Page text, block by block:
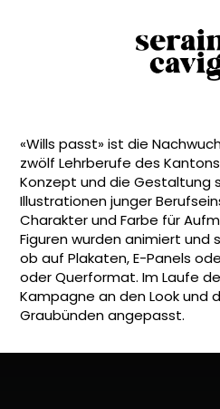
«Wills passt» ist die
zwölf Lehrberufe des
Konzept und die Gestaltung
Illustrationen junger
Charakter und Farbe für
Figuren wurden animiert und
ob auf Plakaten, E-Panels
oder Querformat. Im Laufe
Kampagne an den Look und
Graubünden angepasst.